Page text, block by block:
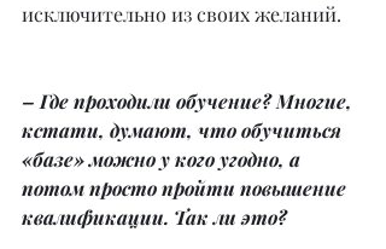
исключительно из своих желаний.
– Где проходили обучение? Многие,
кстати, думают, что обучиться
«базе» можно у кого угодно, а
потом просто пройти повышение
квалификации. Так ли это?